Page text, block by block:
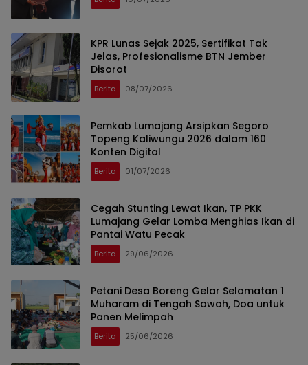
KPR Lunas Sejak 2025, Sertifikat Tak
Jelas, Profesionalisme BTN Jember
Disorot
Berita 08/07/2026
Pemkab Lumajang Arsipkan Segoro
Topeng Kaliwungu 2026 dalam 160
Konten Digital
Berita 01/07/2026
Cegah Stunting Lewat Ikan, TP PKK
Lumajang Gelar Lomba Menghias Ikan di
Pantai Watu Pecak
Berita 29/06/2026
Petani Desa Boreng Gelar Selamatan 1
Muharam di Tengah Sawah, Doa untuk
Panen Melimpah
Berita 25/06/2026